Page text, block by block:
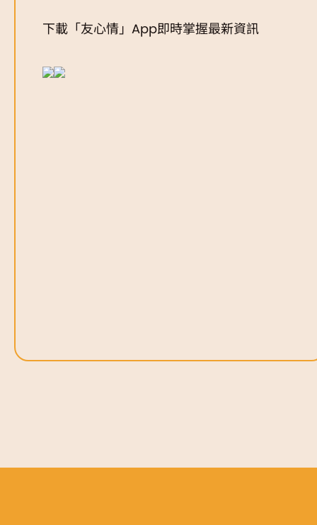
下載「友心情」App即時掌握最新資訊